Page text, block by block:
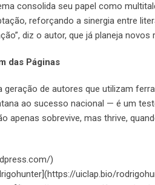
consolida seu papel como
reforçando a sinergia entre
diz o autor, que já planeja novos
das Páginas
geração de autores que utilizam
ao sucesso nacional — é um
apenas sobrevive, mas thrive,
)
uiclap.bio/